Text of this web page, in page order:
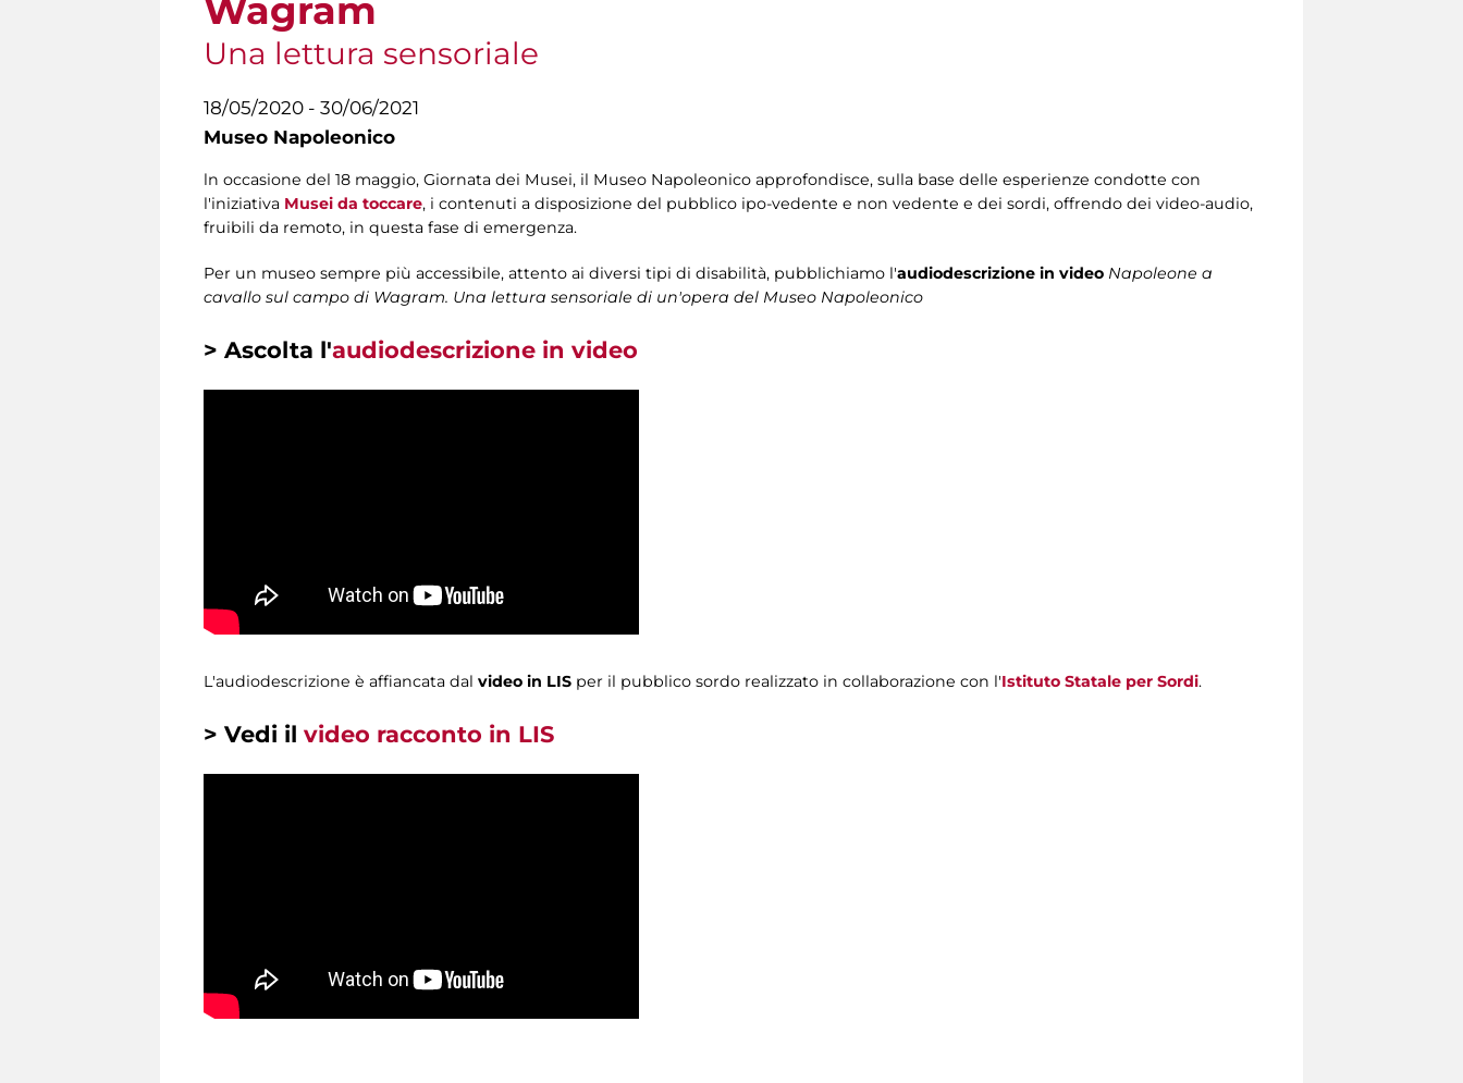
Wagram
Una lettura sensoriale
18/05/2020 - 30/06/2021
Museo Napoleonico
ln occasione del 18 maggio, Giornata dei Musei, il Museo Napoleonico approfondisce, sulla base delle esperienze condotte con
l'iniziativa Musei da toccare, i contenuti a disposizione del pubblico ipo-vedente e non vedente e dei sordi, offrendo dei video-audio,
fruibili da remoto, in questa fase di emergenza.
Per un museo sempre più accessibile, attento ai diversi tipi di disabilità, pubblichiamo l'audiodescrizione in video Napoleone a
cavallo sul campo di Wagram. Una lettura sensoriale di un'opera del Museo Napoleonico
> Ascolta l'audiodescrizione in video
L'audiodescrizione è affiancata dal video in LIS per il pubblico sordo realizzato in collaborazione con l'Istituto Statale per Sordi.
> Vedi il video racconto in LIS